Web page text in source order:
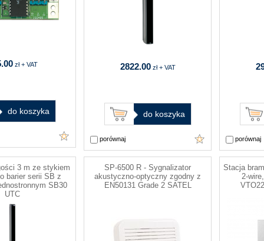
zł + VAT
do koszyka
2822.00 zł + VAT
do koszyka
porównaj porównaj
3 m ze stykiem
barier serii SB z
SB30
UTC
SP-6500 R - Sygnalizator
akustyczno-optyczny zgodny z
EN50131 Grade 2 SATEL
Stacja
2-